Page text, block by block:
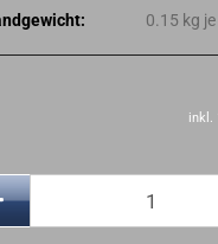
0.15 kg
inkl.